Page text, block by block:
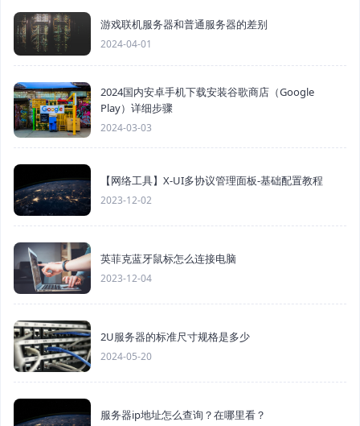
游戏联机服务器和普通服务器的差别
2024-04-01
2024国内安卓手机下载安装谷歌商店（Google
Play）详细步骤
2024-03-03
【网络工具】X-UI多协议管理面板-基础配置教程
2023-12-02
英菲克蓝牙鼠标怎么连接电脑
2023-12-04
2U服务器的标准尺寸规格是多少
2024-05-20
服务器ip地址怎么查询？在哪里看？